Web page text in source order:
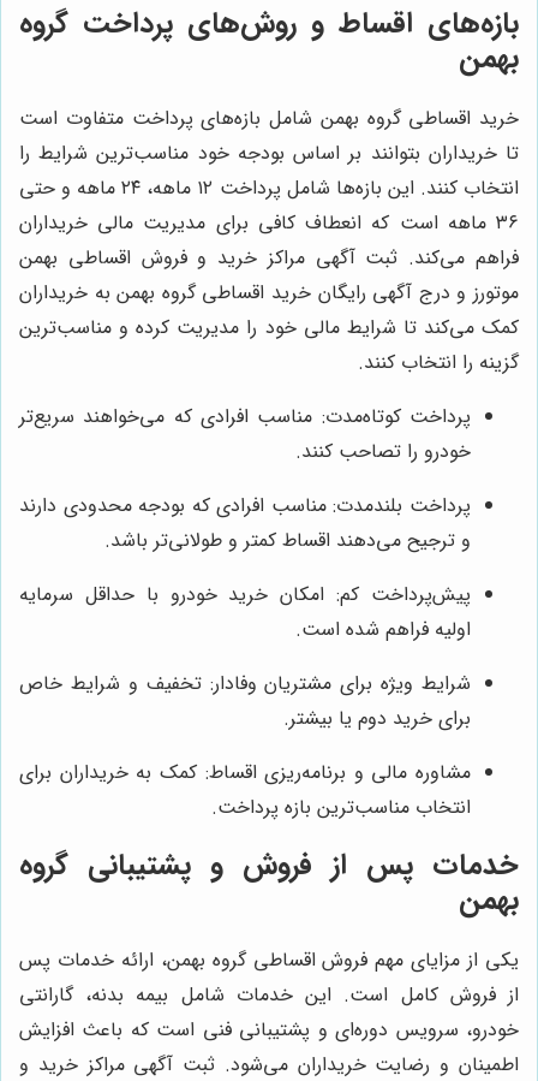
بازه‌های اقساط و روش‌های پرداخت گروه
بهمن
خرید اقساطی گروه بهمن شامل بازه‌های پرداخت متفاوت است
تا خریداران بتوانند بر اساس بودجه خود مناسب‌ترین شرایط را
انتخاب کنند. این بازه‌ها شامل پرداخت ۱۲ ماهه، ۲۴ ماهه و حتی
۳۶ ماهه است که انعطاف کافی برای مدیریت مالی خریداران
فراهم می‌کند. ثبت آگهی مراکز خرید و فروش اقساطی بهمن
موتورز و درج آگهی رایگان خرید اقساطی گروه بهمن به خریداران
کمک می‌کند تا شرایط مالی خود را مدیریت کرده و مناسب‌ترین
گزینه را انتخاب کنند.
پرداخت کوتاه‌مدت: مناسب افرادی که می‌خواهند سریع‌تر
خودرو را تصاحب کنند.
پرداخت بلندمدت: مناسب افرادی که بودجه محدودی دارند
و ترجیح می‌دهند اقساط کمتر و طولانی‌تر باشد.
پیش‌پرداخت کم: امکان خرید خودرو با حداقل سرمایه
اولیه فراهم شده است.
شرایط ویژه برای مشتریان وفادار: تخفیف و شرایط خاص
برای خرید دوم یا بیشتر.
مشاوره مالی و برنامه‌ریزی اقساط: کمک به خریداران برای
انتخاب مناسب‌ترین بازه پرداخت.
خدمات پس از فروش و پشتیبانی گروه
بهمن
یکی از مزایای مهم فروش اقساطی گروه بهمن، ارائه خدمات پس
از فروش کامل است. این خدمات شامل بیمه بدنه، گارانتی
خودرو، سرویس دوره‌ای و پشتیبانی فنی است که باعث افزایش
اطمینان و رضایت خریداران می‌شود. ثبت آگهی مراکز خرید و